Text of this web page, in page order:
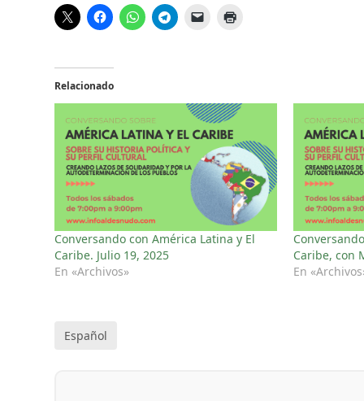
Relacionado
Conversando con América Latina y El
Caribe. Julio 19, 2025
En «Archivos»
Caribe, con
En
Español